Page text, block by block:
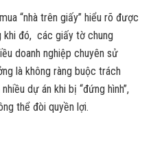
“nhà trên giấy” hiểu rõ được
khi đó, các giấy tờ chung
doanh nghiệp chuyên sử
là không ràng buộc trách
dự án khi bị “đứng hình”,
thể đòi quyền lợi.